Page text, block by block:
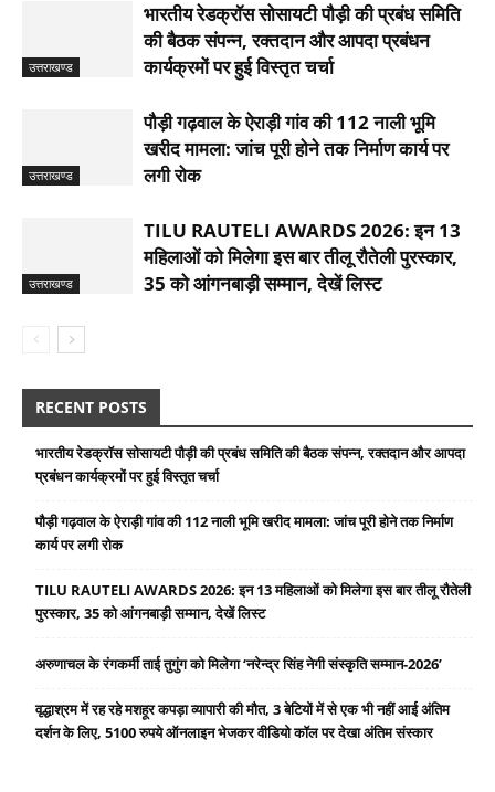
उत्तराखण्ड
भारतीय रेडक्रॉस सोसायटी पौड़ी की प्रबंध समिति
की बैठक संपन्न, रक्तदान और आपदा प्रबंधन
कार्यक्रमों पर हुई विस्तृत चर्चा
उत्तराखण्ड
पौड़ी गढ़वाल के ऐराड़ी गांव की 112 नाली भूमि
खरीद मामला: जांच पूरी होने तक निर्माण कार्य पर
लगी रोक
उत्तराखण्ड
TILU RAUTELI AWARDS 2026: इन 13
महिलाओं को मिलेगा इस बार तीलू रौतेली पुरस्कार,
35 को आंगनबाड़ी सम्मान, देखें लिस्ट
RECENT POSTS
भारतीय रेडक्रॉस सोसायटी पौड़ी की प्रबंध समिति की बैठक संपन्न, रक्तदान और आपदा
प्रबंधन कार्यक्रमों पर हुई विस्तृत चर्चा
पौड़ी गढ़वाल के ऐराड़ी गांव की 112 नाली भूमि खरीद मामला: जांच पूरी होने तक निर्माण
कार्य पर लगी रोक
TILU RAUTELI AWARDS 2026: इन 13 महिलाओं को मिलेगा इस बार तीलू रौतेली
पुरस्कार, 35 को आंगनबाड़ी सम्मान, देखें लिस्ट
अरुणाचल के रंगकर्मी ताई तुगुंग को मिलेगा ‘नरेन्द्र सिंह नेगी संस्कृति सम्मान-2026’
वृद्धाश्रम में रह रहे मशहूर कपड़ा व्यापारी की मौत, 3 बेटियों में से एक भी नहीं आई अंतिम
दर्शन के लिए, 5100 रुपये ऑनलाइन भेजकर वीडियो कॉल पर देखा अंतिम संस्कार